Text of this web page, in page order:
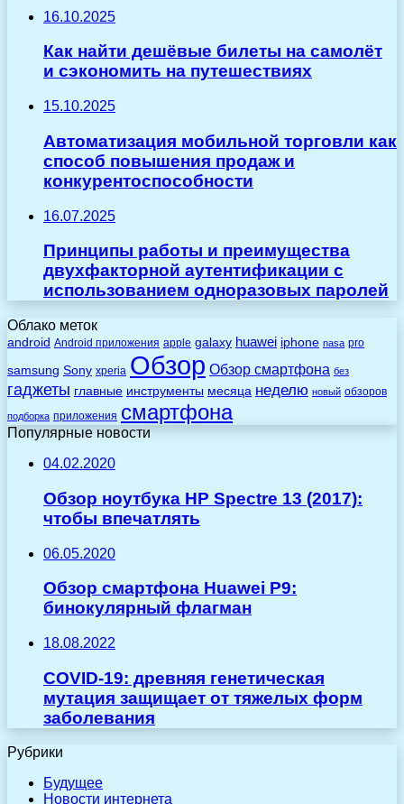
16.10.2025
Как найти дешёвые билеты на самолёт
и сэкономить на путешествиях
15.10.2025
Автоматизация мобильной торговли как
способ повышения продаж и
конкурентоспособности
16.07.2025
Принципы работы и преимущества
двухфакторной аутентификации с
использованием одноразовых паролей
Облако меток
android Android приложения apple galaxy huawei iphone nasa pro
samsung Sony xperia Обзор Обзор смартфона без
гаджеты главные инструменты месяца неделю новый обзоров
подборка приложения смартфона
Популярные новости
04.02.2020
Обзор ноутбука HP Spectre 13 (2017):
чтобы впечатлять
06.05.2020
Обзор смартфона Huawei P9:
бинокулярный флагман
18.08.2022
COVID-19: древняя генетическая
мутация защищает от тяжелых форм
заболевания
Рубрики
Будущее
Новости интернета